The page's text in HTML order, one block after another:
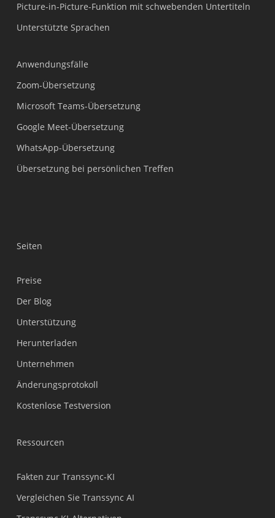
Picture-in-Picture-Funktion mit schwebenden Untertiteln
Unterstützte Sprachen
Anwendungsfälle
Zoom-Übersetzung
Microsoft Teams-Übersetzung
Google Meet-Übersetzung
WhatsApp-Übersetzung
Übersetzung bei persönlichen Treffen
Seiten
Preise
Der Blog
Unterstützung
Herunterladen
Unternehmen
Änderungsprotokoll
Kostenlose Testversion
Ressourcen
Fakten zur Transsync-KI
Vergleichen Sie Transsync AI